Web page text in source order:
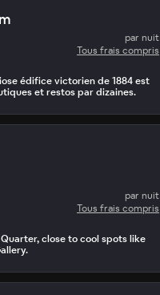
par nuit
Tous frais compris
édifice victorien de 1884 est
et restos par dizaines.
par nuit
Tous frais compris
close to cool spots like